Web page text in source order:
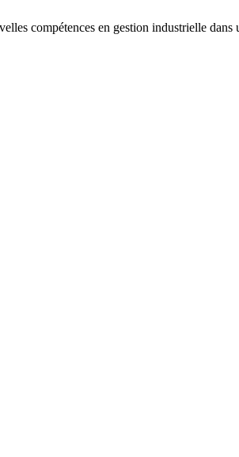
compétences en gestion industrielle